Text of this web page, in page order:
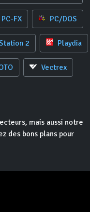
PC-FX PC/DOS
2 Playdia
Vectrex
mais aussi notre
des bons plans pour